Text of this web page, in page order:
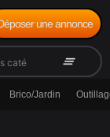
clear_all
une annonce
Brico/Jardin